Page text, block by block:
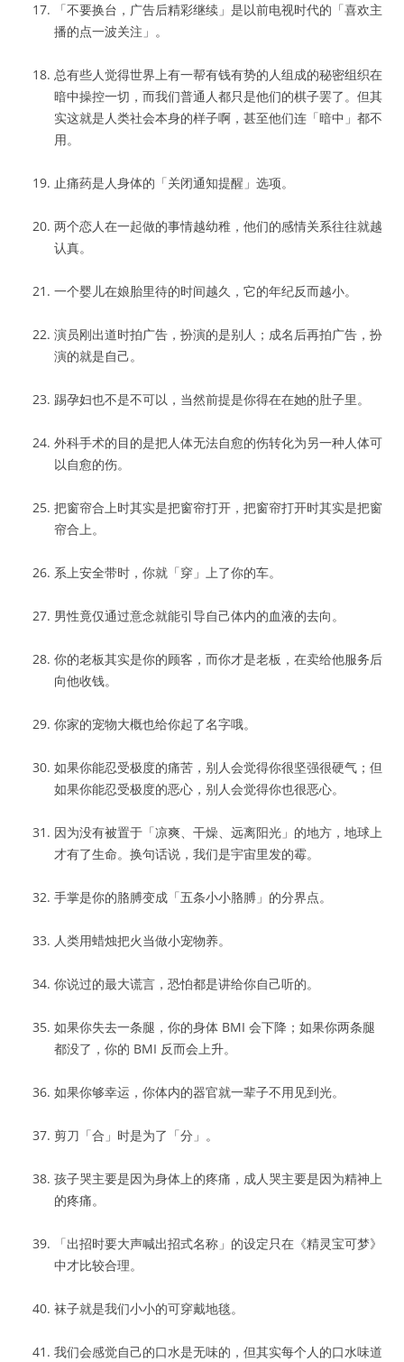
「不要换台，广告后精彩继续」是以前电视时代的「喜欢主
播的点一波关注」。
总有些人觉得世界上有一帮有钱有势的人组成的秘密组织在
暗中操控一切，而我们普通人都只是他们的棋子罢了。但其
实这就是人类社会本身的样子啊，甚至他们连「暗中」都不
用。
止痛药是人身体的「关闭通知提醒」选项。
两个恋人在一起做的事情越幼稚，他们的感情关系往往就越
认真。
一个婴儿在娘胎里待的时间越久，它的年纪反而越小。
演员刚出道时拍广告，扮演的是别人；成名后再拍广告，扮
演的就是自己。
踢孕妇也不是不可以，当然前提是你得在在她的肚子里。
外科手术的目的是把人体无法自愈的伤转化为另一种人体可
以自愈的伤。
把窗帘合上时其实是把窗帘打开，把窗帘打开时其实是把窗
帘合上。
系上安全带时，你就「穿」上了你的车。
男性竟仅通过意念就能引导自己体内的血液的去向。
你的老板其实是你的顾客，而你才是老板，在卖给他服务后
向他收钱。
你家的宠物大概也给你起了名字哦。
如果你能忍受极度的痛苦，别人会觉得你很坚强很硬气；但
如果你能忍受极度的恶心，别人会觉得你也很恶心。
因为没有被置于「凉爽、干燥、远离阳光」的地方，地球上
才有了生命。换句话说，我们是宇宙里发的霉。
手掌是你的胳膊变成「五条小小胳膊」的分界点。
人类用蜡烛把火当做小宠物养。
你说过的最大谎言，恐怕都是讲给你自己听的。
如果你失去一条腿，你的身体 BMI 会下降；如果你两条腿
都没了，你的 BMI 反而会上升。
如果你够幸运，你体内的器官就一辈子不用见到光。
剪刀「合」时是为了「分」。
孩子哭主要是因为身体上的疼痛，成人哭主要是因为精神上
的疼痛。
「出招时要大声喊出招式名称」的设定只在《精灵宝可梦》
中才比较合理。
袜子就是我们小小的可穿戴地毯。
我们会感觉自己的口水是无味的，但其实每个人的口水味道